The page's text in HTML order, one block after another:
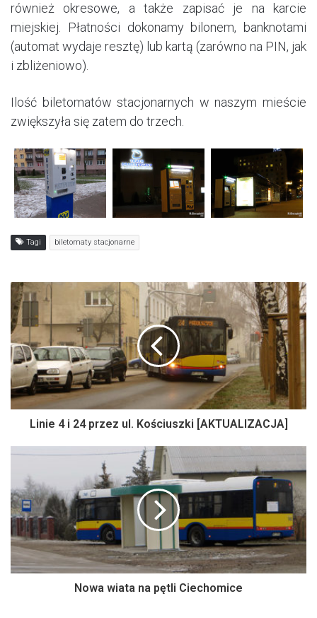
również okresowe, a także zapisać je na karcie
miejskiej. Płatności dokonamy bilonem, banknotami
(automat wydaje resztę) lub kartą (zarówno na PIN, jak
i zbliżeniowo).
Ilość biletomatów stacjonarnych w naszym mieście
zwiększyła się zatem do trzech.
Tagi biletomaty stacjonarne
Linie 4 i 24 przez ul. Kościuszki [AKTUALIZACJA]
Nowa wiata na pętli Ciechomice